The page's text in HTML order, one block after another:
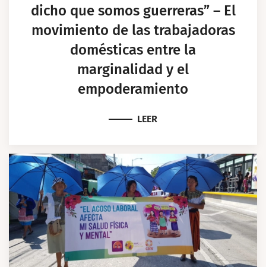
dicho que somos guerreras” – El
movimiento de las trabajadoras
domésticas entre la
marginalidad y el
empoderamiento
LEER